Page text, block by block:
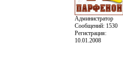
Администратор
Сообщений: 1530
Регистрация:
10.01.2008